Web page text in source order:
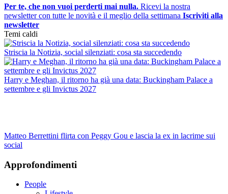
Per te, che non vuoi perderti mai nulla. Ricevi la nostra
newsletter con tutte le novità e il meglio della settimana Iscriviti alla
newsletter
Temi caldi
Striscia la Notizia, social silenziati: cosa sta succedendo
Harry e Meghan, il ritorno ha già una data: Buckingham Palace a
settembre e gli Invictus 2027
Matteo Berrettini flirta con Peggy Gou e lascia la ex in lacrime sui
social
Approfondimenti
People